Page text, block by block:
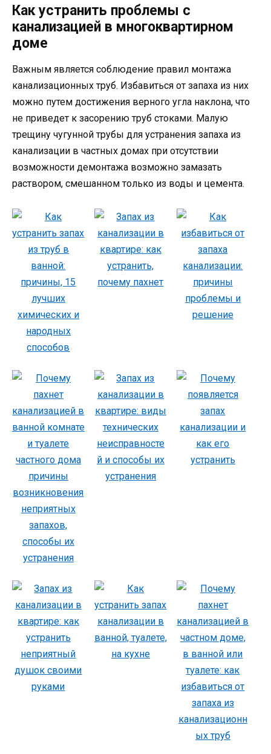
Как устранить проблемы с
канализацией в многоквартирном
доме
Важным является соблюдение правил монтажа
канализационных труб. Избавиться от запаха из них
можно путем достижения верного угла наклона, что
не приведет к засорению труб стоками. Малую
трещину чугунной трубы для устранения запаха из
канализации в частных домах при отсутствии
возможности демонтажа возможно замазать
раствором, смешанном только из воды и цемента.